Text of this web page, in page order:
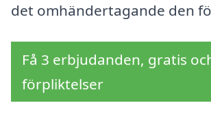
det omhändertagande den
Få 3 erbjudanden, gratis
förpliktelser